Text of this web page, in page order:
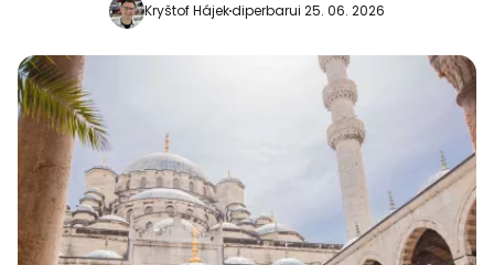
Kryštof Hájekdiperbarui 25. 06. 2026
Lanjutkan dengan Facebook
Lanjutkan dengan email